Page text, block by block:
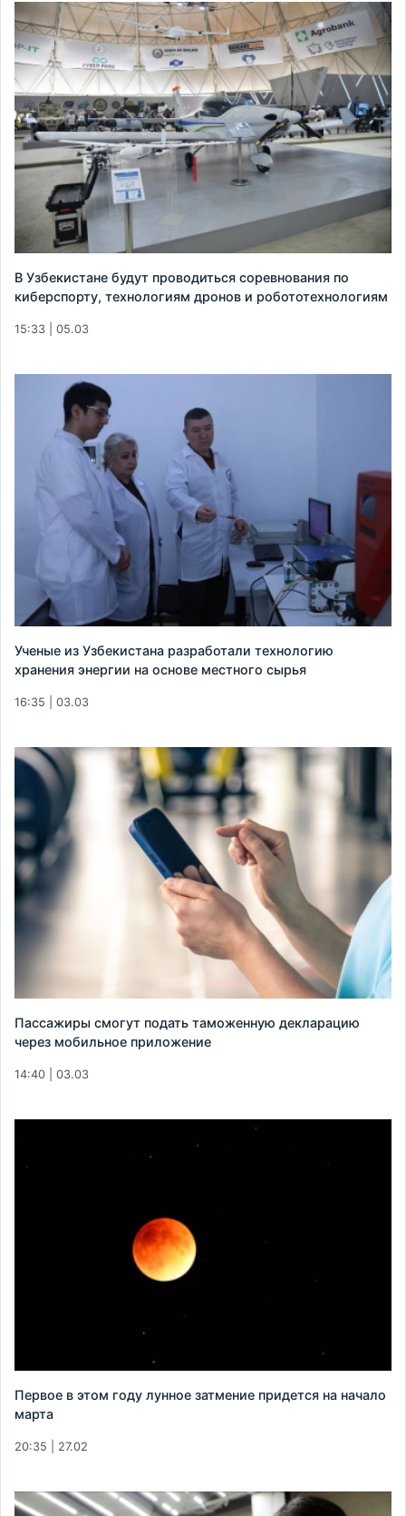
В Узбекистане будут проводиться соревнования по
киберспорту, технологиям дронов и робототехнологиям
15:33 | 05.03
Ученые из Узбекистана разработали технологию
хранения энергии на основе местного сырья
16:35 | 03.03
Пассажиры смогут подать таможенную декларацию
через мобильное приложение
14:40 | 03.03
Первое в этом году лунное затмение придется на начало
марта
20:35 | 27.02